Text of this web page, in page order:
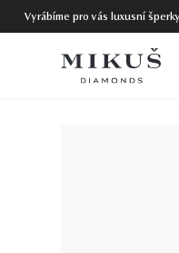
Vyrábíme pro vás luxusní